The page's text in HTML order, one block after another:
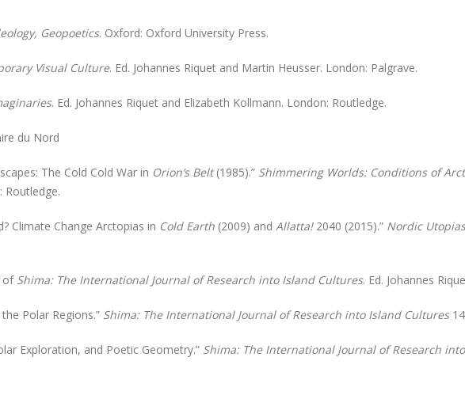
Geopoetics. Oxford: Oxford University Press.
Visual Culture. Ed. Johannes Riquet and Martin Heusser. London: Palgrave.
. Ed. Johannes Riquet and Elizabeth Kollmann. London: Routledge.
du Nord
The Cold Cold War in Orion’s Belt(1985).” Shimmering Worlds: Conditions of
Routledge.
Climate Change Arctopias in Cold Earth (2009) and Allatta!2040 (2015).” Nordic
ofShima: The International Journal of Research into Island Cultures. Ed. Johannes
Polar Regions.” Shima: The International Journal of Research into Island Cultures
Exploration, and Poetic Geometry.” Shima: The International Journal of Research